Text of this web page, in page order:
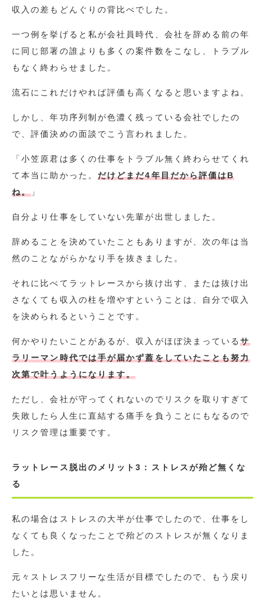
収入の差もどんぐりの背比べでした。
一つ例を挙げると私が会社員時代、会社を辞める前の年
に同じ部署の誰よりも多くの案件数をこなし、トラブル
もなく終わらせました。
流石にこれだけやれば評価も高くなると思いますよね。
しかし、年功序列制が色濃く残っている会社でしたの
で、評価決めの面談でこう言われました。
「小笠原君は多くの仕事をトラブル無く終わらせてくれ
て本当に助かった。 だけどまだ4年目だから評価はB
ね。 」
自分より仕事をしていない先輩が出世しました。
辞めることを決めていたこともありますが、次の年は当
然のことながらかなり手を抜きました。
それに比べてラットレースから抜け出す、または抜け出
さなくても収入の柱を増やすということは、自分で収入
を決められるということです。
何かやりたいことがあるが、収入がほぼ決まっているサ
ラリーマン時代では手が届かず蓋をしていたことも努力
次第で叶うようになります。
ただし、会社が守ってくれないのでリスクを取りすぎて
失敗したら人生に直結する痛手を負うことにもなるので
リスク管理は重要です。
ラットレース脱出のメリット3：ストレスが殆ど無くな
る
私の場合はストレスの大半が仕事でしたので、仕事をし
なくても良くなったことで殆どのストレスが無くなりま
した。
元々ストレスフリーな生活が目標でしたので、もう戻り
たいとは思いません。